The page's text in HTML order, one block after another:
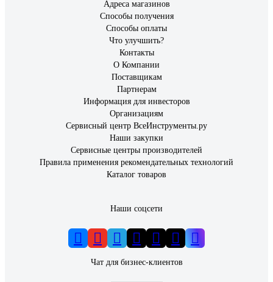
Адреса магазинов
Способы получения
Способы оплаты
Что улучшить?
Контакты
О Компании
Поставщикам
Партнерам
Информация для инвесторов
Организациям
Сервисный центр ВсеИнструменты.ру
Наши закупки
Сервисные центры производителей
Правила применения рекомендательных технологий
Каталог товаров
Наши соцсети
Чат для бизнес-клиентов